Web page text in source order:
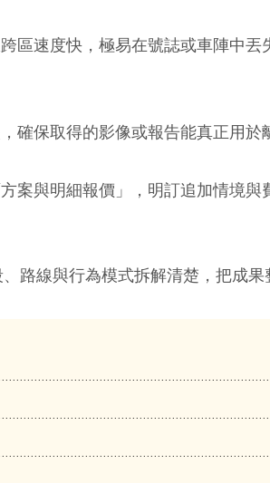
區速度快，極易在號誌或車陣中丟
保取得的影像或報告能真正用於
案與明細報價」，明訂追加情境與
路線與行為模式拆解清楚，把成